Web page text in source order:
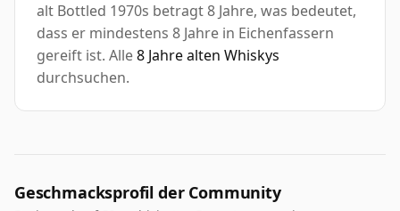
alt Bottled 1970s betragt 8 Jahre, was bedeutet,
dass er mindestens 8 Jahre in Eichenfassern
gereift ist. Alle8 Jahre alten Whiskys
durchsuchen.
Geschmacksprofil der Community